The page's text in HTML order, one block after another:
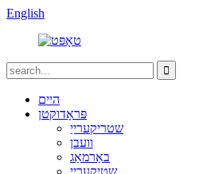
English
היים
פּראָדוקטן
שטריקערייַ
וועבן
באַרמאַג
שטיקערייַ